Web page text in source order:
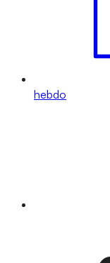
hebdo